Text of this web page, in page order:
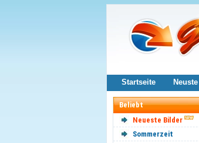
Startseite Neuste
Beliebt
Neueste Bilder
Sommerzeit